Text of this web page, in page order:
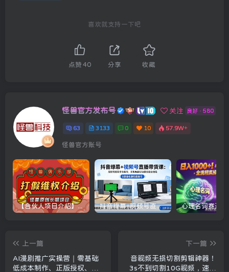
喜欢就支持一下吧
点赞 40 分享 收藏
怪兽官方发布号 关注 良好 · 580
63 3133 0 10 57.9W+
怪兽官方账号
【合伙人项目介绍】打假维权项目介绍 抖音绿幕+视频号直播带货课：居家照着稿子念起号，手机电脑双场景搭建全流程
上一篇
AI漫剧推广实操营｜零基础
低成本制作、正版授权、爆
下一篇
音视频无损切割剪辑神器！
3s不到切割10G视频，速度